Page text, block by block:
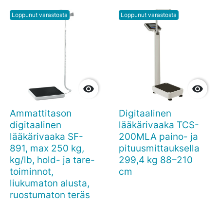
Loppunut varastosta

Ammattitason
digitaalinen
lääkärivaaka SF-
891, max 250 kg,
kg/lb, hold- ja tare-
toiminnot,
liukumaton alusta,
ruostumaton teräs
Loppunut varastosta

Digitaalinen
lääkärivaaka TCS-
200MLA paino- ja
pituusmittauksella
299,4 kg 88–210
cm